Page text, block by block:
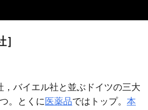
，バイエル社と並ぶドイツの三大
。とくに 医薬品ではトップ。 本